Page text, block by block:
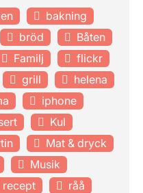
bakning
bröd
Båten
Familj
flickr
grill
helena
iphone
Kul
Mat & dryck
Musik
recept
råå